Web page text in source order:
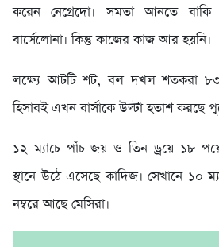
করেন নেগ্রেদো। সমতা আনতে
বার্সেলোনা। কিন্তু কাজের কাজ আর হয়নি।
লক্ষ্যে আটটি শট, বল দখল শতকরা
হিসাবই এখন বার্সাকে উল্টা হতাশ করছে
১২ ম্যাচে পাঁচ জয় ও তিন ড্রয়ে ১৮
স্থানে উঠে এসেছে কাদিজ। সেখানে ১০
নম্বরে আছে মেসিরা।